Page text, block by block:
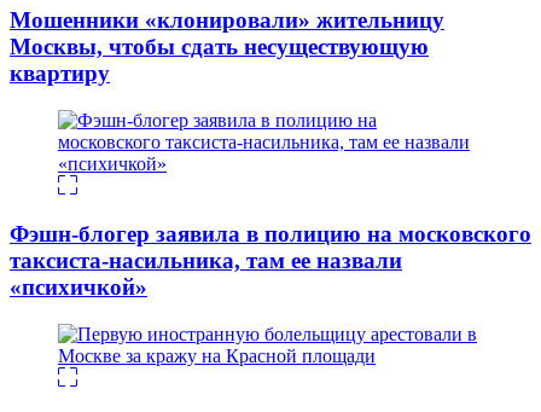
Мошенники «клонировали» жительницу
Москвы, чтобы сдать несуществующую
квартиру
Фэшн-блогер заявила в полицию на московского
таксиста-насильника, там ее назвали
«психичкой»